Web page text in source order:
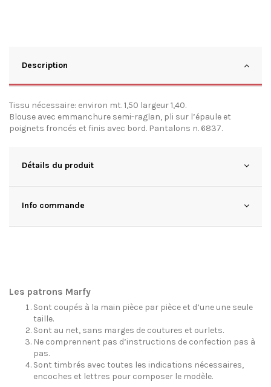
Description
Tissu nécessaire: environ mt. 1,50 largeur 1,40.
Blouse avec emmanchure semi-raglan, pli sur l’épaule et
poignets froncés et finis avec bord. Pantalons n. 6837.
Détails du produit
Info commande
Les patrons Marfy
Sont coupés à la main pièce par pièce et d’une une seule
taille.
Sont au net, sans marges de coutures et ourlets.
Ne comprennent pas d’instructions de confection pas à
pas.
Sont timbrés avec toutes les indications nécessaires,
encoches et lettres pour composer le modèle.